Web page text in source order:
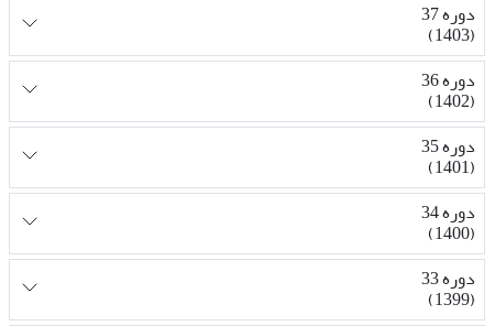
دوره 37
(1403)
دوره 36
(1402)
دوره 35
(1401)
دوره 34
(1400)
دوره 33
(1399)